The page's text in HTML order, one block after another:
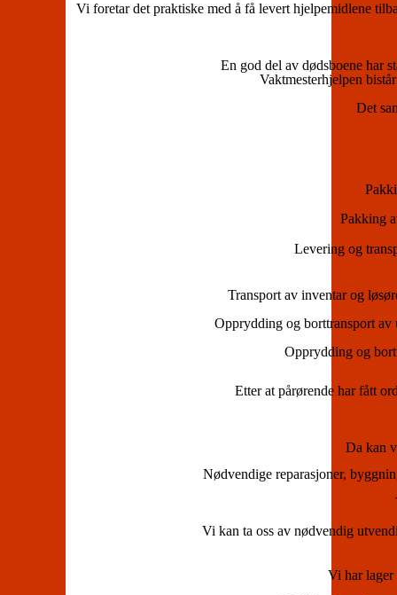
Vi foretar det praktiske med å få levert hjelpemidlene
En god del av dødsboene har
Vaktmesterhjelpen
Det
Pakking
Levering og
Transport av inventar og
Opprydding og borttransport av
Opprydding og
Etter at pårørende har fått
Da kan
Nødvendige reparasjoner,
Vi kan ta oss av nødvendig
Vi har